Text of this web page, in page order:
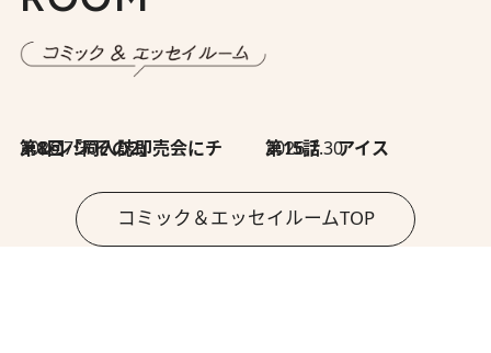
2026.7.30
第8回「同人誌即売会にチャレンジ その2」 2026.7.30
第15話 アイス
コミック＆エッセイルームTOP